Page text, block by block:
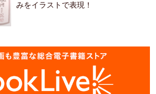
みをイラストで表現！